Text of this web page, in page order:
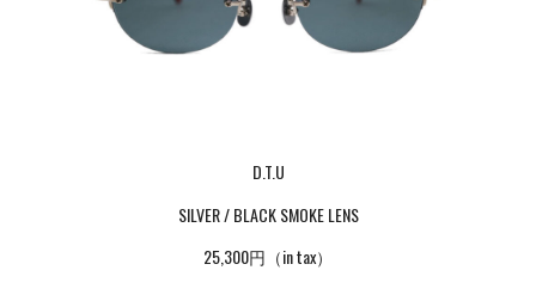
D.T.U
SILVER / BLACK SMOKE LENS
25,300円（in tax）